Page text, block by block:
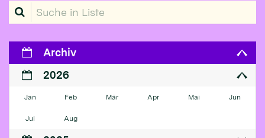
Suche in Liste
Archiv
2026
Jan Feb Mär Apr Mai Jun
Jul Aug